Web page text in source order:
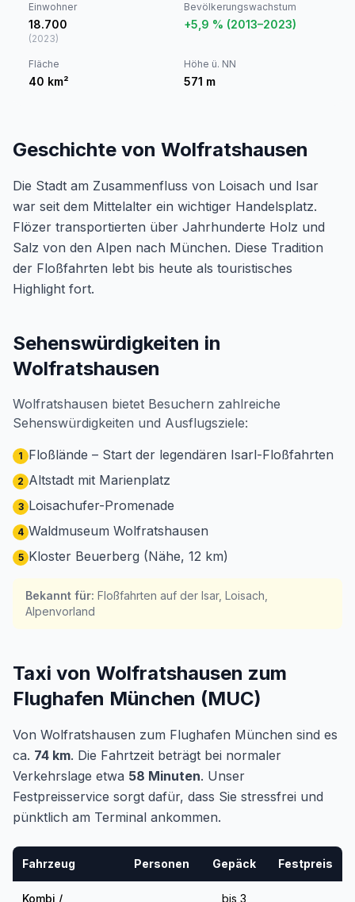
Einwohner
18.700
(2023)
Bevölkerungswachstum
+5,9 % (2013–2023)
Fläche
40 km²
Höhe ü. NN
571 m
Geschichte von Wolfratshausen
Die Stadt am Zusammenfluss von Loisach und Isar
war seit dem Mittelalter ein wichtiger Handelsplatz.
Flözer transportierten über Jahrhunderte Holz und
Salz von den Alpen nach München. Diese Tradition
der Floßfahrten lebt bis heute als touristisches
Highlight fort.
Sehenswürdigkeiten in
Wolfratshausen
Wolfratshausen bietet Besuchern zahlreiche
Sehenswürdigkeiten und Ausflugsziele:
1 Floßlände – Start der legendären Isarl-Floßfahrten
2 Altstadt mit Marienplatz
3 Loisachufer-Promenade
4 Waldmuseum Wolfratshausen
5 Kloster Beuerberg (Nähe, 12 km)
Bekannt für: Floßfahrten auf der Isar, Loisach,
Alpenvorland
Taxi von Wolfratshausen zum
Flughafen München (MUC)
Von Wolfratshausen zum Flughafen München sind es
ca. 74 km. Die Fahrtzeit beträgt bei normaler
Verkehrslage etwa 58 Minuten. Unser
Festpreisservice sorgt dafür, dass Sie stressfrei und
pünktlich am Terminal ankommen.
Fahrzeug Personen Gepäck Festpreis
Kombi / bis 3